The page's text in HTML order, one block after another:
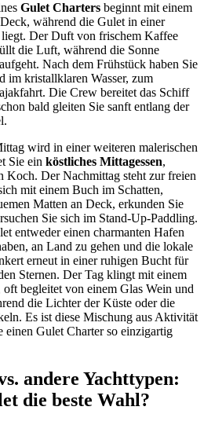
Gulet Charters beginnt mit einem
während die Gulet in einer
Der Duft von frischem Kaffee
die Luft, während die Sonne
Nach dem Frühstück haben Sie
im kristallklaren Wasser, zum
Die Crew bereitet das Schiff
bald gleiten Sie sanft entlang der
wird in einer weiteren malerischen
Sie ein köstliches Mittagessen,
Koch. Der Nachmittag steht zur freien
mit einem Buch im Schatten,
Matten an Deck, erkunden Sie
Sie sich im Stand-Up-Paddling.
entweder einen charmanten Hafen
an Land zu gehen und die lokale
erneut in einer ruhigen Bucht für
Sternen. Der Tag klingt mit einem
oft begleitet von einem Glas Wein und
die Lichter der Küste oder die
Es ist diese Mischung aus Aktivität
einen Gulet Charter so einzigartig
andere Yachttypen:
die beste Wahl?